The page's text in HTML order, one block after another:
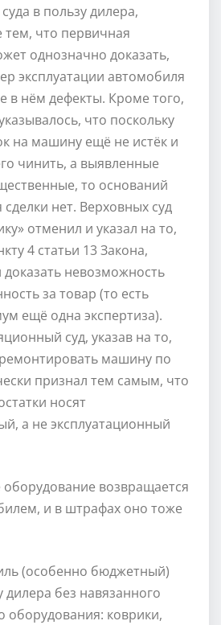
в пользу дилера,
что первичная
однозначно доказать,
эксплуатации автомобиля
в нём дефекты. Кроме того,
что поскольку
на машину ещё не истёк и
чинить, а выявленные
то оснований
нет. Верховных суд
отменил и указал на то,
4 статьи 13 Закона,
невозможность
за товар (то есть
ещё одна экспертиза).
суд, указав на то,
машину по
признал тем самым, что
носят
а не эксплуатационный
возвращается
и в штрафах оно тоже
(особенно бюджетный)
дилера без навязанного
оборудования: коврики,